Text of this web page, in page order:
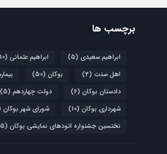
برچسب ها
ابراهیم سعیدی (5) ابراهیم عثمانی (10)
اهل سنت (4) بوکان (50)
دادستان بوکان (6) دولت چهاردهم (5)
شهرداری بوکان (10) شورای شهر بوکان
نختسین جشنواره اتودهای نمایشی بوکان (5)